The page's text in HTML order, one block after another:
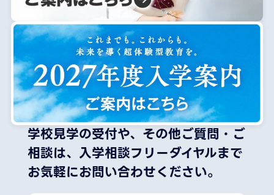
学校見学の受付や、その他ご質問・ご
相談は、 入学相談フリーダイヤルまで
お気軽にお問い合わせください。